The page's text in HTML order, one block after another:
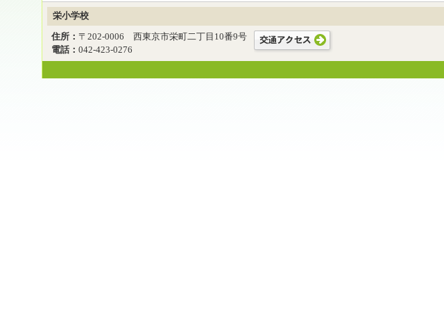
栄小学校
住所： 〒202-0006 西東京市栄町二丁目10番9号
電話： 042-423-0276